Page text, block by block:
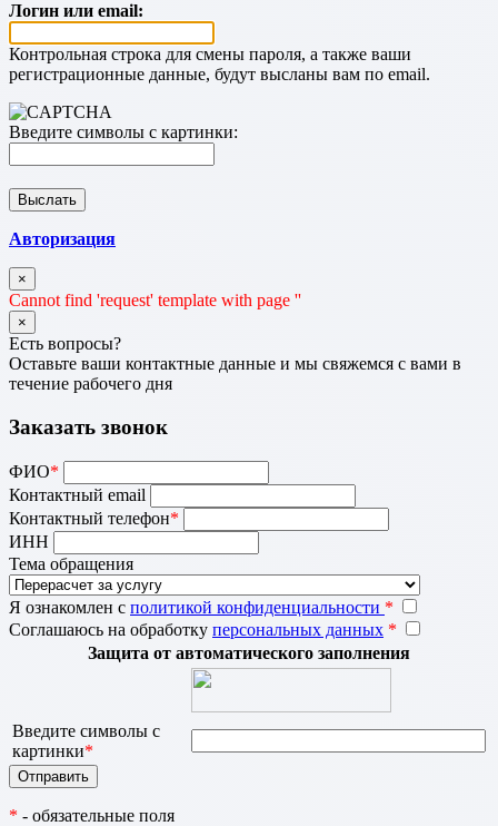
Логин или email:
Контрольная строка для смены пароля, а также ваши
регистрационные данные, будут высланы вам по email.
Введите символы с картинки:
Авторизация
×
Cannot find 'request' template with page ''
×
Есть вопросы?
Оставьте ваши контактные данные и мы свяжемся с вами в
течение рабочего дня
Заказать звонок
ФИО*
Контактный email
Контактный телефон*
ИНН
Тема обращения
Я ознакомлен с политикой конфиденциальности *
Соглашаюсь на обработку персональных данных *
Защита от автоматического заполнения
Введите символы с
картинки*
* - обязательные поля